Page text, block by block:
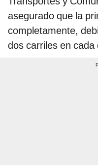
asegurado que la
completamente,
dos carriles en cada